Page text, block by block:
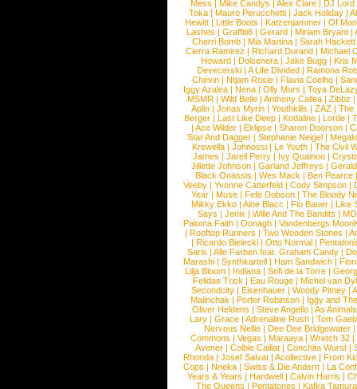
Mess Mike Candys Alex Clare
DJ
Toka | Mauro Perucchetti | Jack Holiday |
Hewitt |Little Boots |Katzenjammer |Of
Lashes |Graffiti6 |Gerard |Miriam Bryant |
Cherri Bomb | Mia Martina | Sarah Hackett
Cierra Ramirez | Richard Durand | Michael
Howard |Dolcenera |Jake Bugg |Kris
Devecerski |A Life Divided |Ramona
Chevin |Ntjam Rosie |Flavia Coelho |
Iggy Azalea | Nena | Olly Murs | Toya
MSMR |Wild Belle |Anthony Callea |Zibbz
Aplin | Jonas Myrin | Youthkills | ZAZ | The
Berger |Last Like Deep |Kodaline |Lorde |
|Ace Wilder |Eklipse |Sharon Doorson |
Star And Dagger | Stephanie Neigel |
Krewella | Johnossi | Le Youth | The Civil
James | Jarell Perry | Ivy Quainoo |
Jillette Johnson | Garland Jeffreys |
Black Onassis | Wes Mack | Ben Pearce
Veeby | Yvonne Catterfeld | Cody Simpson |
Year |Muse |Fefe Dobson |The Bloody
Mikky Ekko | Aloe Blacc | Flo Bauer | Like
Says | Jenix | Wille And The Bandits | MO
Paloma Faith |Oonagh |Vandenbergs
|Rooftop Runners |Two Wooden Stones |
| Ricardo Bielecki | Otto Normal |
Saris | Alle Farben feat. Graham Candy |
Marashi | Synthkartell | Ham Sandwich |
Lilja Bloom | Indiana | Sofi de la Torre |
Felidae Trick | Eau Rouge | Michel van
Secondcity |Eisenhauer |Woody Pitney |
Malinchak |Porter Robinson | Iggy and
Oliver Heldens |Steve Angello |As Animals
Lary | Grace | Adrenaline Rush | Tom
Nervous Nellie | Dee Dee Bridgewater |
Commons |Vegas |Maraaya |Wretch 32 |
Avener | Colbie Caillat | Conchita Wurst |
Rhonda | Josef Salvat | Acollective | From
Cops | Nneka | Swiss & Die Andern | La
Years & Years |Hardwell |Calvin Harris |
The Queens | Pentatones | Kafka Tamura